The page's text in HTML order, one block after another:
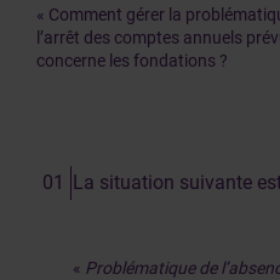
« Comment gérer la
l’arrêt des comptes annuels
concerne les fondations ?
La situation suivante
« Problématique de